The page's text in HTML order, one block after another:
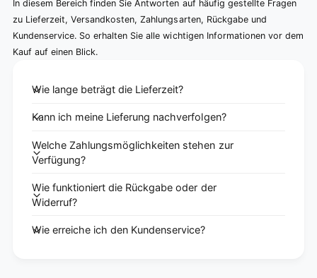
In diesem Bereich finden Sie Antworten auf häufig gestellte Fragen
zu Lieferzeit, Versandkosten, Zahlungsarten, Rückgabe und
Kundenservice. So erhalten Sie alle wichtigen Informationen vor dem
Kauf auf einen Blick.
Wie lange beträgt die Lieferzeit?
Kann ich meine Lieferung nachverfolgen?
Welche Zahlungsmöglichkeiten stehen zur
Verfügung?
Wie funktioniert die Rückgabe oder der
Widerruf?
Wie erreiche ich den Kundenservice?